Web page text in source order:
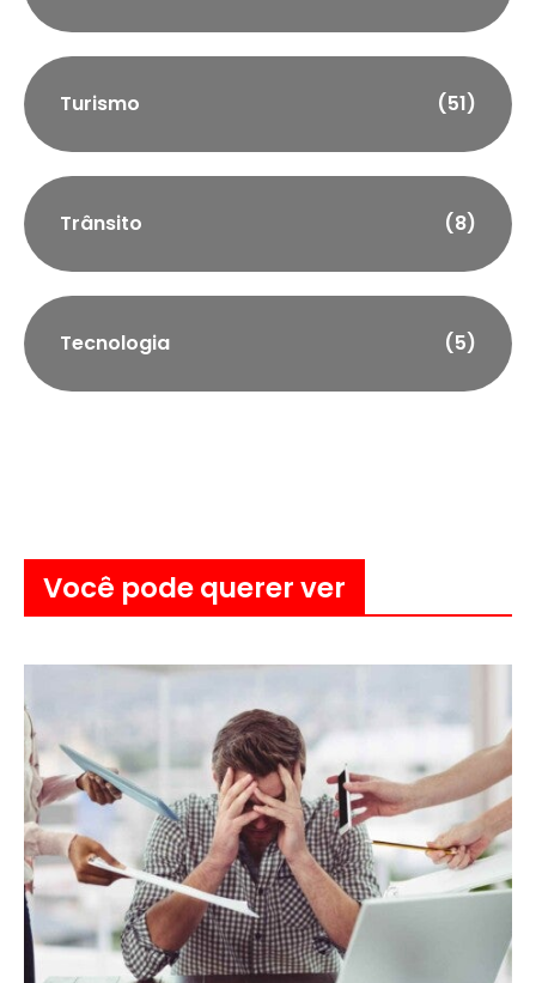
Turismo (51)
Trânsito (8)
Tecnologia (5)
Você pode querer ver